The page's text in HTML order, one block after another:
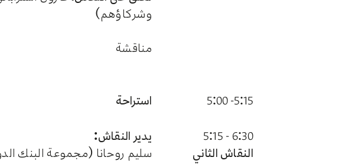
وشركاؤهم)
مناقشة
5:15- 5:00
استراحة
6:30 - 5:15
النقاش الثاني
يدير النقاش:
سليم روحانا (مجموعة البنك